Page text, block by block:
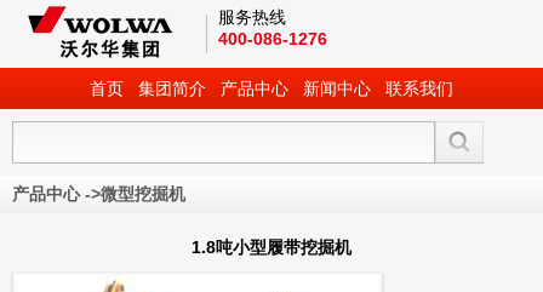
服务热线
400-086-1276
首页 集团简介 产品中心 新闻中心 联系我们
产品中心->微型挖掘机
1.8吨小型履带挖掘机